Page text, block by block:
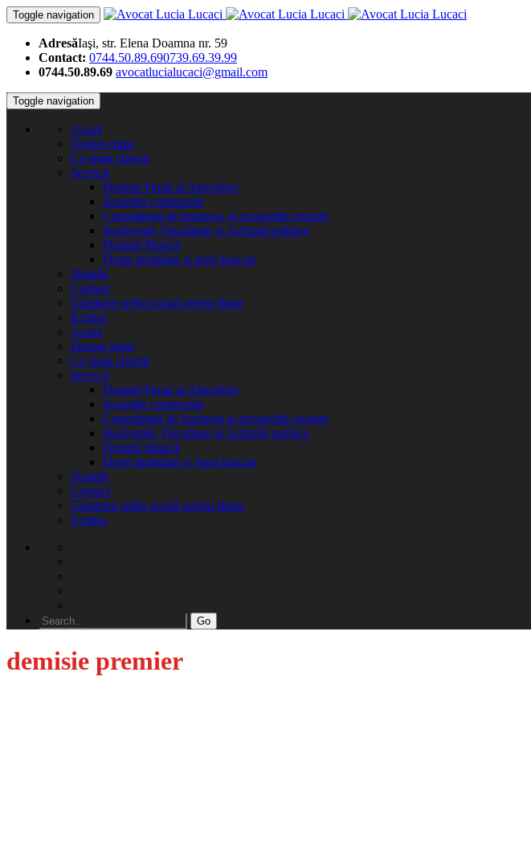
Toggle navigation
AdresăIaşi, str. Elena Doamna nr. 59
Contact: 0744.50.89.690739.69.39.99
0744.50.89.69 avocatlucialucaci@gmail.com
Toggle navigation
Acasă
Despre mine
Ce spun clienții
Servicii
Dreptul Penal al Afacerilor
Societăţi comerciale
Consultanţă de business şi recuperări creanţe
Insolvenţă, Fiscalitate şi Achiziţii publice
Dreptul Muncii
Drept imobiliar şi fond funciar
Noutăți
Contact
Găzduire sediu social pentru firme
Echipa
Acasă
Despre mine
Ce spun clienții
Servicii
Dreptul Penal al Afacerilor
Societăţi comerciale
Consultanţă de business şi recuperări creanţe
Insolvenţă, Fiscalitate şi Achiziţii publice
Dreptul Muncii
Drept imobiliar şi fond funciar
Noutăți
Contact
Găzduire sediu social pentru firme
Echipa
Go
demisie premier